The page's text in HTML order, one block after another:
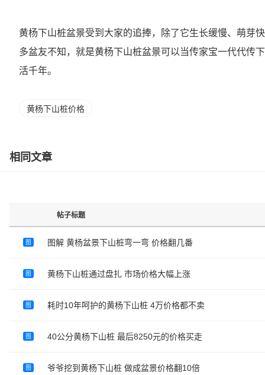
黄杨下山桩盆景受到大家的追捧，除了它生长缓慢、萌芽
多盆友不知，就是黄杨下山桩盆景可以当传家宝一代代传
活千年。
黄杨下山桩价格
相同文章
帖子标题
图 图解 黄杨盆景下山桩弯一弯 价格翻几番
图 黄杨下山桩通过盘扎 市场价格大幅上涨
图 耗时10年呵护的黄杨下山桩 4万价格都不卖
图 40公分黄杨下山桩 最后8250元的价格买走
图 爷爷挖到黄杨下山桩 做成盆景价格翻10倍